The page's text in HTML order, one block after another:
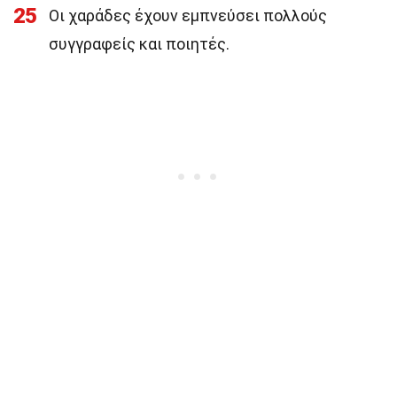
25
Οι χαράδες έχουν εμπνεύσει πολλούς
συγγραφείς και ποιητές.